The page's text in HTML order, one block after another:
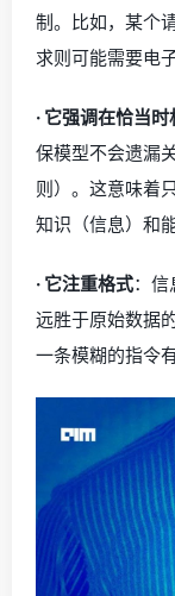
制。比如，某个
求则可能需要电
· 它强调在恰当
保模型不会遗漏
则）。这意味着
知识（信息）和
· 它注重格式：
远胜于原始数据
一条模糊的指令有